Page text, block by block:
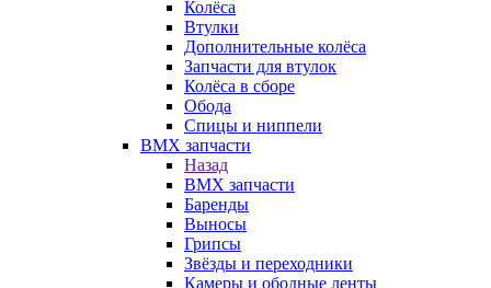
Колёса
Втулки
Дополнительные колёса
Запчасти для втулок
Колёса в сборе
Обода
Спицы и ниппели
BMX запчасти
Назад
BMX запчасти
Баренды
Выносы
Грипсы
Звёзды и переходники
Камеры и ободные ленты